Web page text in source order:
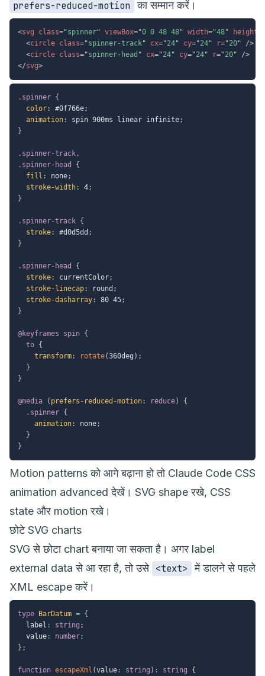
prefers-reduced-motion का सम्मान करें।
<svg class="spinner" viewBox="0 0 48 48" width="48" height
<circle class="spinner-track" cx="24" cy="24" r="20"
/>
<circle class="spinner-head " cx="24" cy="24" r="20"
/>
</svg>
.spinner {
color: #0f766e;
animation: spin 900ms linear infinite;
}
.spinner-track,
.spinner-head
{
fill : none;
stroke-width: 4;
}
.spinner-track {
stroke: #d0d5dd ;
}
.spinner-head
{
stroke: currentColor;
stroke-linecap: round ;
stroke-dasharray: 80 45;
}
@keyframes spin {
to {
transform: rotate(360deg ) ;
}
}
@media ( prefers-reduced-motion: reduce)
{
.spinner {
animation: none;
}
}
Motion patterns को आगे बढ़ाना हो तो Claude Code CSS
animation advanced देखें। SVG shape रखे, CSS
state और motion रखे।
छोटे SVG charts
SVG से छोटा chart बनाया जा सकता है। अगर label
external data से आ रहा है, तो उसे <text> में डालने से पहले
XML escape करें।
type BarDatum = {
  label
: string ;
  value
: number;
} ;
function escapeXml (value : string ) : string
{